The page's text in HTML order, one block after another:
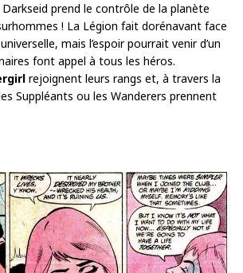
prend le contrôle de la planète
! La Légion fait dorénavant face
mais l’espoir pourrait venir d’un
font appel à tous les héros.
rejoignent leurs rangs et, à travers la
Suppléants ou les Wanderers prennent